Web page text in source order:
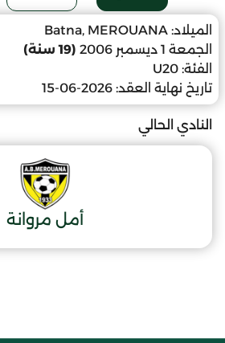
الميلاد: Batna, MEROUANA
الجمعة 1 ديسمبر 2006
(19 سنة)
الفئة: U20
تاريخ نهاية العقد: 2026-06-15
النادي الحالي
أمل مروانة